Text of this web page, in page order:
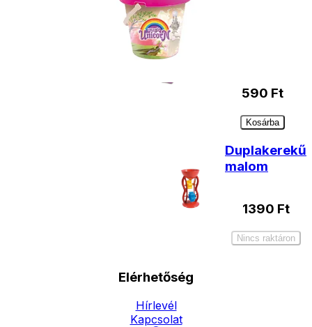
590 Ft
Kosárba
Duplakerekű
malom
1390 Ft
Nincs raktáron
Elérhetőség
Hírlevél
Kapcsolat